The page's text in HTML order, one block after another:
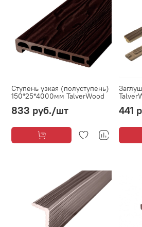
Ступень узкая (полуступень)
150*25*4000мм TalverWood
833 руб./шт 441